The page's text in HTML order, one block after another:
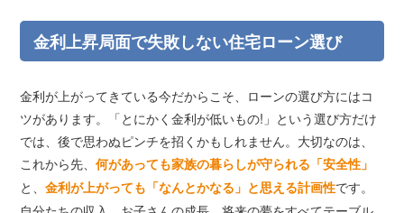
金利上昇局面で失敗しない住宅ローン選び
金利が上がってきている今だからこそ、ローンの選び方にはコ
ツがあります。「とにかく金利が低いもの!」という選び方だけ
では、後で思わぬピンチを招くかもしれません。大切なのは、
これから先、何があっても家族の暮らしが守られる「安全性」
と、金利が上がっても「なんとかなる」と思える計画性です。